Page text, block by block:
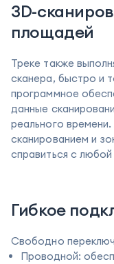
3D-
площадей
Треке также
сканера, быстро и
программное
данные
реального
сканированием и
справиться с
Гибкое
Свободно
Проводной: